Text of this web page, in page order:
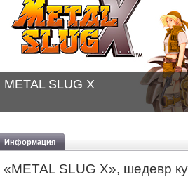
METAL SLUG X
Информация
«METAL SLUG X», шедевр